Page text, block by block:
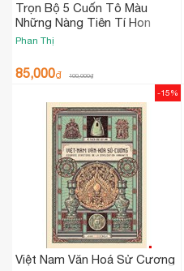
Trọn Bộ 5 Cuốn Tô Màu
Những Nàng Tiên Tí Hon
Phan Thị
85,000₫ 100,000₫
Việt Nam Văn Hoá Sử Cương
-15%